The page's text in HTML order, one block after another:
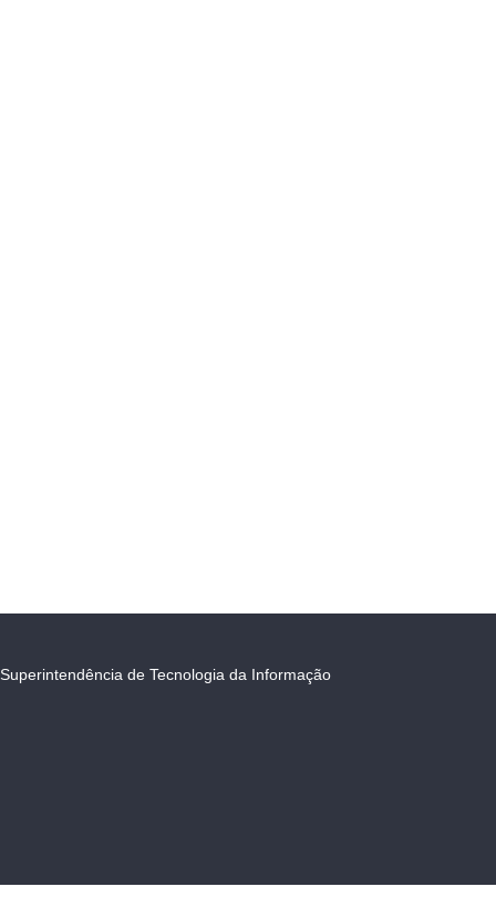
Superintendência de Tecnologia da Informação